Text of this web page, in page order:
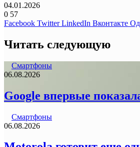
04.01.2026
0 57
Facebook Twitter LinkedIn Вконтакте
Читать следующую
Смартфоны
06.08.2026
Google впервые
Смартфоны
06.08.2026